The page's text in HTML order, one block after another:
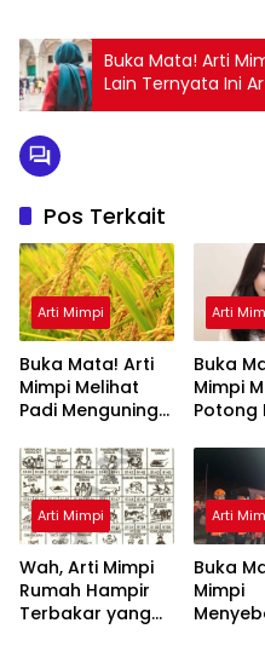
Buka Mata! Arti
Lain Ternyata Ini
Pos Terkait
Arti Mimpi
Buka Mata! Arti
Mimpi Melihat
Padi Menguning
Diketahui
Arti
Buka
Mimpi
Potong
Ini
Arti Mimpi
Wah, Arti Mimpi
Rumah Hampir
Terbakar yang
Arti
Buka
Mimpi